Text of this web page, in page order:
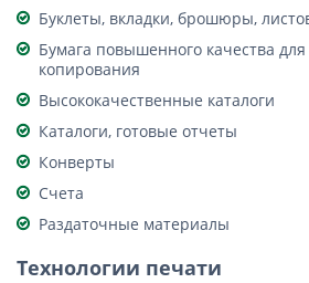
Буклеты, вкладки, брошюры,
Бумага повышенного качества
копирования
Высококачественные каталоги
Каталоги, готовые отчеты
Конверты
Счета
Раздаточные материалы
Технологии печати